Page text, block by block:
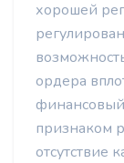
хорошей
ордера
признаком
отсутствие